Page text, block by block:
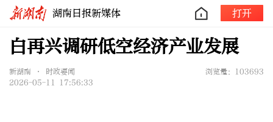
湖南日报新媒体 打开
白再兴调研低空经济产业发展
新湖南 • 时政要闻
浏览量：103693
2026-05-11 17:56:33